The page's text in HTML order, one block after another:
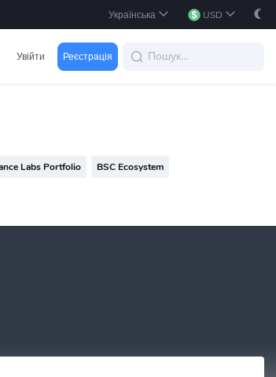
Українська USD
Увійти Реєстрація
Labs Portfolio BSC Ecosystem